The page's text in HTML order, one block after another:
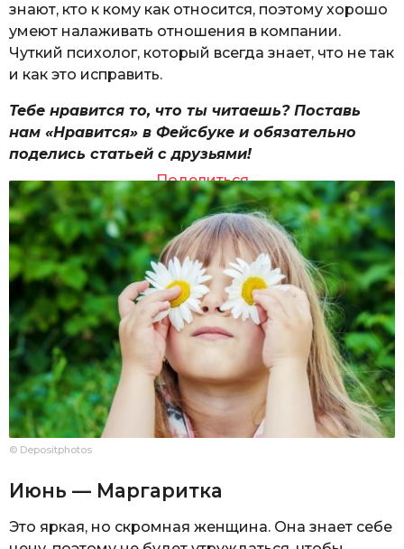
знают, кто к кому как относится, поэтому хорошо
умеют налаживать отношения в компании.
Чуткий психолог, который всегда знает, что не так
и как это исправить.
Тебе нравится то, что ты читаешь? Поставь
нам «Нравится» в Фейсбуке и обязательно
поделись статьей с друзьями!
Поделиться
© Depositphotos
Июнь — Маргаритка
Это яркая, но скромная женщина. Она знает себе